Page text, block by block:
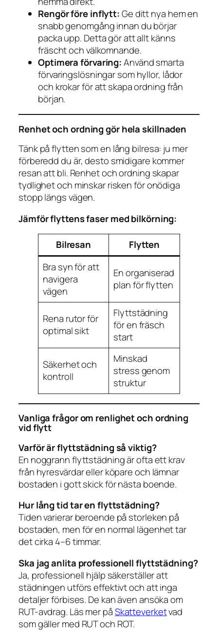
Rengör före inflytt:Ge ditt nya hem en
snabb genomgång innan du börjar
packa upp. Detta gör att allt känns
fräscht och välkomnande.
Optimera förvaring:Använd smarta
förvaringslösningar som hyllor, lådor
och krokar för att skapa ordning från
början.
Renhet och ordning gör hela skillnaden
Tänk på flytten som en lång bilresa: ju mer
förberedd du är, desto smidigare kommer
resan att bli. Renhet och ordning skapar
tydlighet och minskar risken för onödiga
stopp längs vägen.
Jämför flyttens faser med bilkörning:
Bilresan
Flytten
Bra syn för att
navigera
vägen
En organiserad
plan för flytten
Rena rutor för
optimal sikt
Flyttstädning
för en fräsch
start
Säkerhet och
kontroll
Minskad
stress genom
struktur
Vanliga frågor om renlighet och ordning
vid flytt
Varför är flyttstädning så viktig?
En noggrann flyttstädning är ofta ett krav
från hyresvärdar eller köpare och lämnar
bostaden i gott skick för nästa boende.
Hur lång tid tar en flyttstädning?
Tiden varierar beroende på storleken på
bostaden, men för en normal lägenhet tar
det cirka 4–6 timmar.
Ska jag anlita professionell flyttstädning?
Ja, professionell hjälp säkerställer att
städningen utförs effektivt och att inga
detaljer förbises. De kan även ansöka om
RUT-avdrag. Läs mer påSkatteverketvad
som gäller med RUT och ROT.